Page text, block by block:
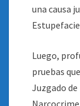
una causa
Luego,
pruebas
Juzgado